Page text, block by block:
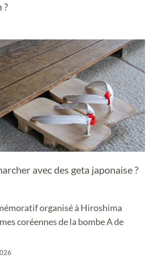
?
avec des geta japonaise ?
organisé à Hiroshima
coréennes de la bombe A de